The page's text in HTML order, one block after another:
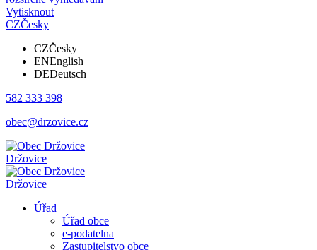
Vytisknout
CZČesky
CZČesky
ENEnglish
DEDeutsch
582 333 398
obec@drzovice.cz
Držovice
Držovice
Úřad
Úřad obce
e-podatelna
Zastupitelstvo obce